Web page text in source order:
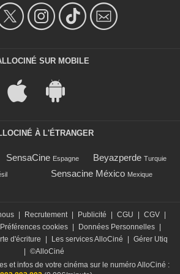
SUR MOBILE
À L'ÉTRANGER
SensaCine Espagne Beyazperde Turquie
Sensacine México Mexique
Recrutement Publicité CGU CGV
Préférences cookies Données Personnelles
d'écriture Les services AlloCiné
Gérer Utiq
©AlloCiné
et infos de votre cinéma sur le numéro AlloCiné :